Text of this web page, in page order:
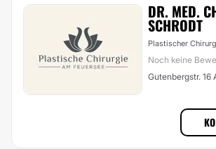
DR. MED.
SCHRODT
Plastischer Chirurg
Noch keine
Gutenbergstr. 16